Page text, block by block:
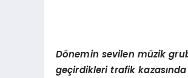
Dönemin sevilen müzik
geçirdikleri trafik